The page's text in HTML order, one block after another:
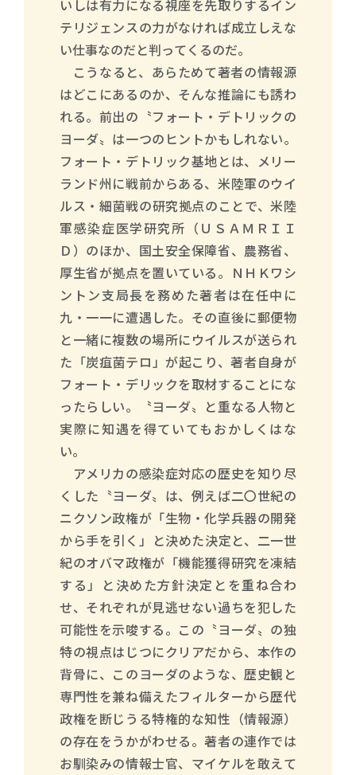
いしは有力になる視座を先取りするイン
テリジェンスの力がなければ成立しえな
い仕事なのだと判ってくるのだ。
こうなると、あらためて著者の情報源
はどこにあるのか、そんな推論にも誘わ
れる。前出の〝フォート・デトリックの
ヨーダ〟は一つのヒントかもしれない。
フォート・デトリック基地とは、メリー
ランド州に戦前からある、米陸軍のウイ
ルス・細菌戦の研究拠点のことで、米陸
軍感染症医学研究所（ＵＳＡＭＲＩＩ
Ｄ）のほか、国土安全保障省、農務省、
厚生省が拠点を置いている。ＮＨＫワシ
ントン支局長を務めた著者は在任中に
九・一一に遭遇した。その直後に郵便物
と一緒に複数の場所にウイルスが送られ
た「炭疽菌テロ」が起こり、著者自身が
フォート・デリックを取材することにな
ったらしい。〝ヨーダ〟と重なる人物と
実際に知遇を得ていてもおかしくはな
い。
アメリカの感染症対応の歴史を知り尽
くした〝ヨーダ〟は、例えば二〇世紀の
ニクソン政権が「生物・化学兵器の開発
から手を引く」と決めた決定と、二一世
紀のオバマ政権が「機能獲得研究を凍結
する」と決めた方針決定とを重ね合わ
せ、それぞれが見逃せない過ちを犯した
可能性を示唆する。この〝ヨーダ〟の独
特の視点はじつにクリアだから、本作の
背骨に、このヨーダのような、歴史観と
専門性を兼ね備えたフィルターから歴代
政権を断じうる特権的な知性（情報源）
の存在をうかがわせる。著者の連作では
お馴染みの情報士官、マイケルを敢えて